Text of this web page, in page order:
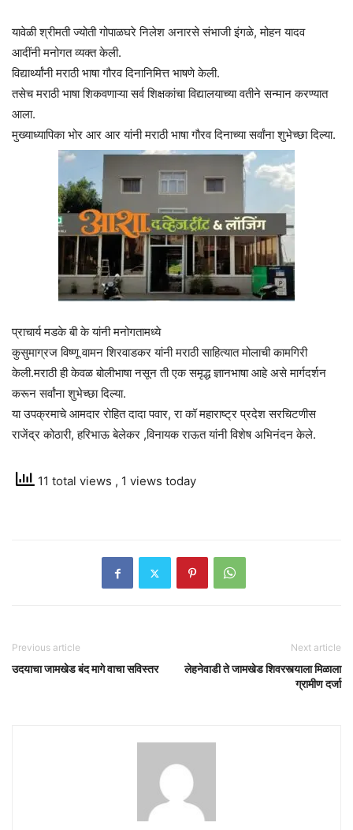
यावेळी श्रीमती ज्योती गोपाळघरे निलेश अनारसे संभाजी इंगळे, मोहन यादव
आदींनी मनोगत व्यक्त केली.
विद्यार्थ्यांनी मराठी भाषा गौरव दिनानिमित्त भाषणे केली.
तसेच मराठी भाषा शिकवणाऱ्या सर्व शिक्षकांचा विद्यालयाच्या वतीने सन्मान करण्यात
आला.
मुख्याध्यापिका भोर आर आर यांनी मराठी भाषा गौरव दिनाच्या सर्वांना शुभेच्छा दिल्या.
प्राचार्य मडके बी के यांनी मनोगतामध्ये
कुसुमाग्रज विष्णू वामन शिरवाडकर यांनी मराठी साहित्यात मोलाची कामगिरी
केली.मराठी ही केवळ बोलीभाषा नसून ती एक समृद्ध ज्ञानभाषा आहे असे मार्गदर्शन
करून सर्वांना शुभेच्छा दिल्या.
या उपक्रमाचे आमदार रोहित दादा पवार, रा कॉ महाराष्ट्र प्रदेश सरचिटणीस
राजेंद्र कोठारी, हरिभाऊ बेलेकर ,विनायक राऊत यांनी विशेष अभिनंदन केले.
11 total views , 1 views today
Previous article
उदयाचा जामखेड बंद मागे वाचा सविस्तर
Next article
लेहनेवाडी ते जामखेड शिवरस्त्याला मिळाला
ग्रामीण दर्जा